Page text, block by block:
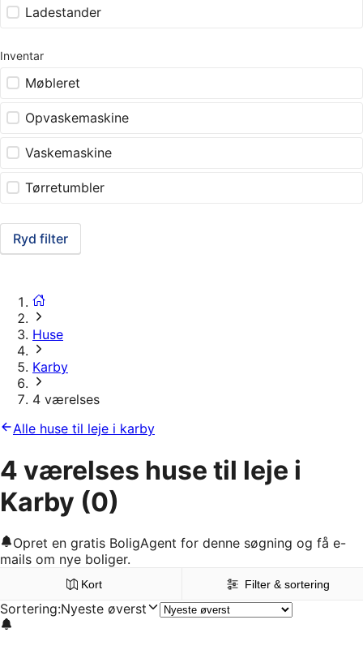
Ladestander
Inventar
Møbleret
Opvaskemaskine
Vaskemaskine
Tørretumbler
Ryd filter
Huse
Karby
4 værelses
Alle huse til leje i karby
4 værelses huse til leje i
Karby (0)
Opret en gratis BoligAgent for denne søgning og få e-
mails om nye boliger.
Kort Filter & sortering
Sortering:Nyeste øverst